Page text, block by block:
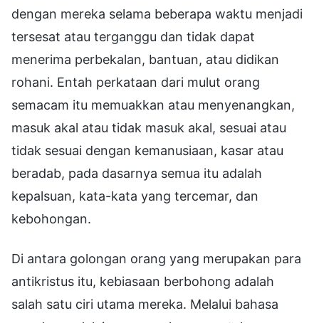
dengan mereka selama beberapa waktu menjadi
tersesat atau terganggu dan tidak dapat
menerima perbekalan, bantuan, atau didikan
rohani. Entah perkataan dari mulut orang
semacam itu memuakkan atau menyenangkan,
masuk akal atau tidak masuk akal, sesuai atau
tidak sesuai dengan kemanusiaan, kasar atau
beradab, pada dasarnya semua itu adalah
kepalsuan, kata-kata yang tercemar, dan
kebohongan.
Di antara golongan orang yang merupakan para
antikristus itu, kebiasaan berbohong adalah
salah satu ciri utama mereka. Melalui bahasa